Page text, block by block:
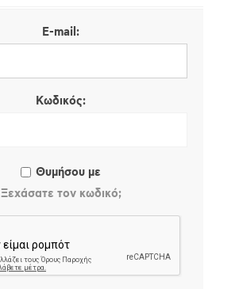
E-mail:
Κωδικός:
Θυμήσου με
Ξεχάσατε τον κωδικό;